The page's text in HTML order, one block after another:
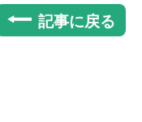
記事に戻る